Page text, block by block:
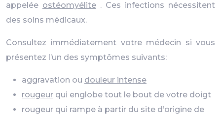
appelée ostéomyélite . Ces infections nécessitent
des soins médicaux.
Consultez immédiatement votre médecin si vous
présentez l’un des symptômes suivants:
aggravation ou douleur intense
rougeur qui englobe tout le bout de votre doigt
rougeur qui rampe à partir du site d’origine de